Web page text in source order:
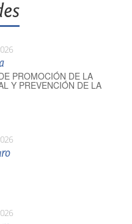
PROMOCIÓN DE LA
Y PREVENCIÓN DE LA